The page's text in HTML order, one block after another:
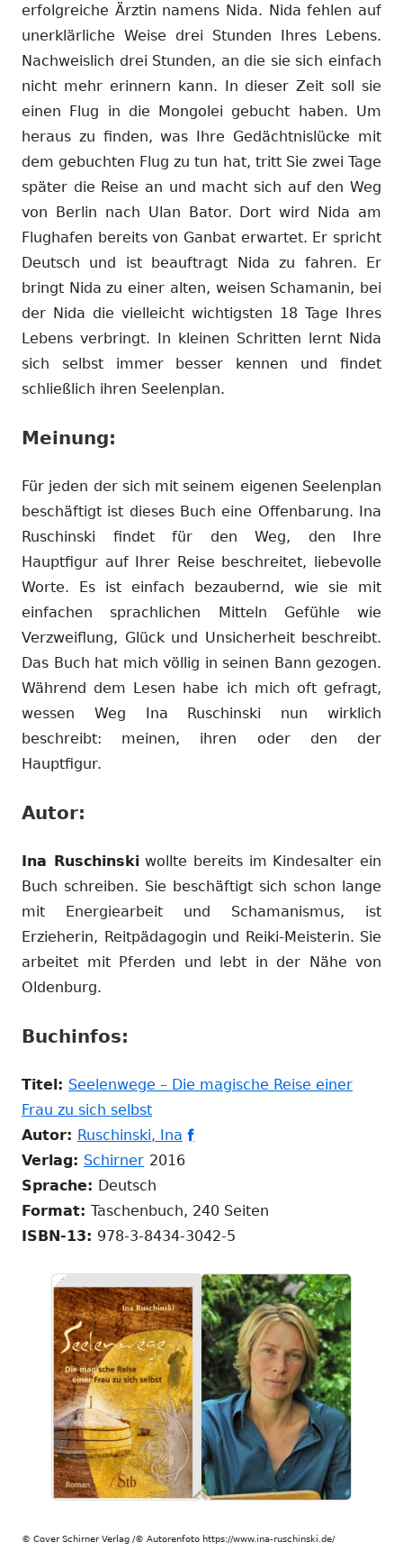
erfolgreiche Ärztin namens Nida. Nida fehlen auf
unerklärliche Weise drei Stunden Ihres Lebens.
Nachweislich drei Stunden, an die sie sich einfach
nicht mehr erinnern kann. In dieser Zeit soll sie
einen Flug in die Mongolei gebucht haben. Um
heraus zu finden, was Ihre Gedächtnislücke mit
dem gebuchten Flug zu tun hat, tritt Sie zwei Tage
später die Reise an und macht sich auf den Weg
von Berlin nach Ulan Bator. Dort wird Nida am
Flughafen bereits von Ganbat erwartet. Er spricht
Deutsch und ist beauftragt Nida zu fahren. Er
bringt Nida zu einer alten, weisen Schamanin, bei
der Nida die vielleicht wichtigsten 18 Tage Ihres
Lebens verbringt. In kleinen Schritten lernt Nida
sich selbst immer besser kennen und findet
schließlich ihren Seelenplan.
Meinung:
Für jeden der sich mit seinem eigenen Seelenplan
beschäftigt ist dieses Buch eine Offenbarung. Ina
Ruschinski findet für den Weg, den Ihre
Hauptfigur auf Ihrer Reise beschreitet, liebevolle
Worte. Es ist einfach bezaubernd, wie sie mit
einfachen sprachlichen Mitteln Gefühle wie
Verzweiflung, Glück und Unsicherheit beschreibt.
Das Buch hat mich völlig in seinen Bann gezogen.
Während dem Lesen habe ich mich oft gefragt,
wessen Weg Ina Ruschinski nun wirklich
beschreibt: meinen, ihren oder den der
Hauptfigur.
Autor:
Ina Ruschinskiwollte bereits im Kindesalter ein
Buch schreiben. Sie beschäftigt sich schon lange
mit Energiearbeit und Schamanismus, ist
Erzieherin, Reitpädagogin und Reiki-Meisterin. Sie
arbeitet mit Pferden und lebt in der Nähe von
Oldenburg.
Buchinfos:
Titel: Seelenwege – Die magische Reise einer
Frau zu sich selbst
neuem
Fenster
Autor: Ruschinski, Ina In
öffnen

öffnen
Verlag: Schirner In
neuem
Fenster
öffnen
2016
Sprache: Deutsch
Format: Taschenbuch, 240 Seiten
ISBN-13: 978-3-8434-3042-5
© Cover Schirner Verlag /© Autorenfoto https://www.ina-ruschinski.de/